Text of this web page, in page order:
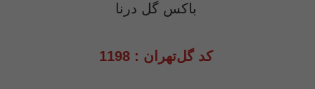
باکس گل درنا
کد گل‌تهران : 1198